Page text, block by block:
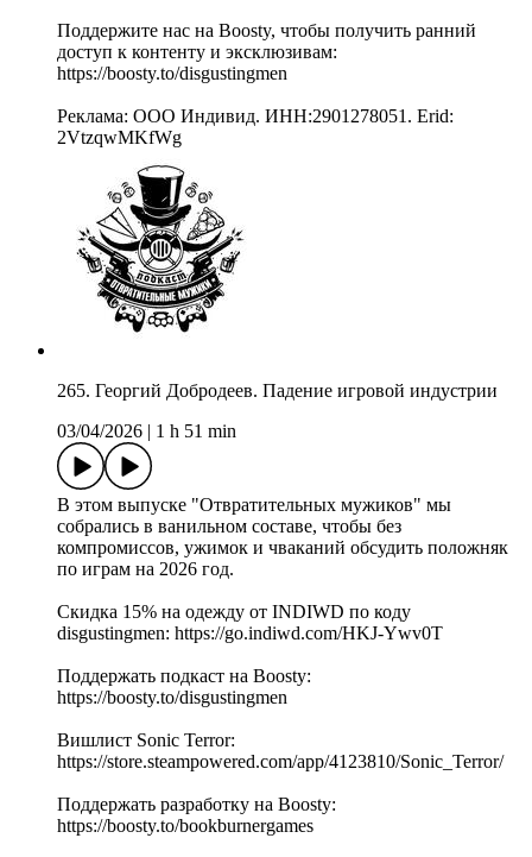
Поддержите нас на Boosty, чтобы получить ранний
доступ к контенту и эксклюзивам:
https://boosty.to/disgustingmen
Реклама: ООО Индивид. ИНН:2901278051. Erid:
2VtzqwMKfWg
265. Георгий Добродеев. Падение игровой индустрии
03/04/2026
1 h 51 min
В этом выпуске "Отвратительных мужиков" мы
собрались в ванильном составе, чтобы без
компромиссов, ужимок и чваканий обсудить положняк
по играм на 2026 год.
Скидка 15% на одежду от INDIWD по коду
disgustingmen: https://go.indiwd.com/HKJ-Ywv0T
Поддержать подкаст на Boosty:
https://boosty.to/disgustingmen
Вишлист Sonic Terror:
https://store.steampowered.com/app/4123810/Sonic_Terror/
Поддержать разработку на Boosty:
https://boosty.to/bookburnergames